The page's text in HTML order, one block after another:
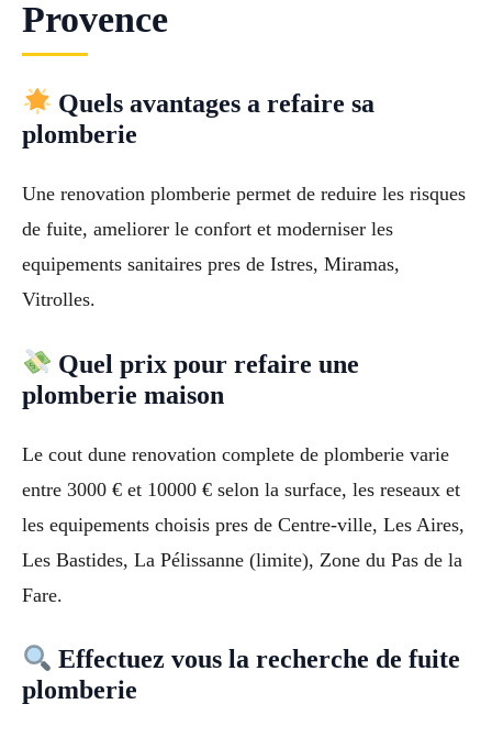
Provence
Quels avantages a refaire sa
plomberie
Une renovation plomberie permet de reduire les risques
de fuite, ameliorer le confort et moderniser les
equipements sanitaires pres de Istres, Miramas,
Vitrolles.
Quel prix pour refaire une
plomberie maison
Le cout dune renovation complete de plomberie varie
entre 3000 € et 10000 € selon la surface, les reseaux et
les equipements choisis pres de Centre-ville, Les Aires,
Les Bastides, La Pélissanne (limite), Zone du Pas de la
Fare.
Effectuez vous la recherche de fuite
plomberie